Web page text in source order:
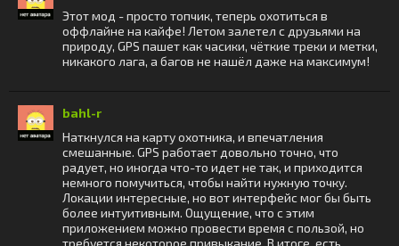
Этот мод - просто топчик, теперь охотиться в
оффлайне на кайфе! Летом залетел с друзьями на
природу, GPS пашет как часики, чёткие треки и метки,
никакого лага, а багов не нашёл даже на максимум!
bahl-r
Наткнулся на карту охотника, и впечатления
смешанные. GPS работает довольно точно, что
радует, но иногда что-то идет не так, и приходится
немного помучиться, чтобы найти нужную точку.
Локации интересные, но вот интерфейс мог бы быть
более интуитивным. Ощущение, что с этим
приложением можно провести время с пользой, но
требуется некоторое привыкание. В итоге, есть